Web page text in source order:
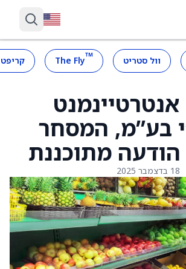
וול סטריט ™
The Fly
אנטרטיינמנט
בע”מ, המסחר
מתוכננת
18 בדצמבר 2025